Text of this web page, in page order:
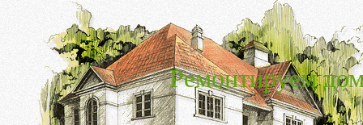
Ремонтируем